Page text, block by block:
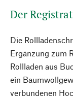
Der
Die
Ergänzung zum
Rollladen aus
ein
verbundenen